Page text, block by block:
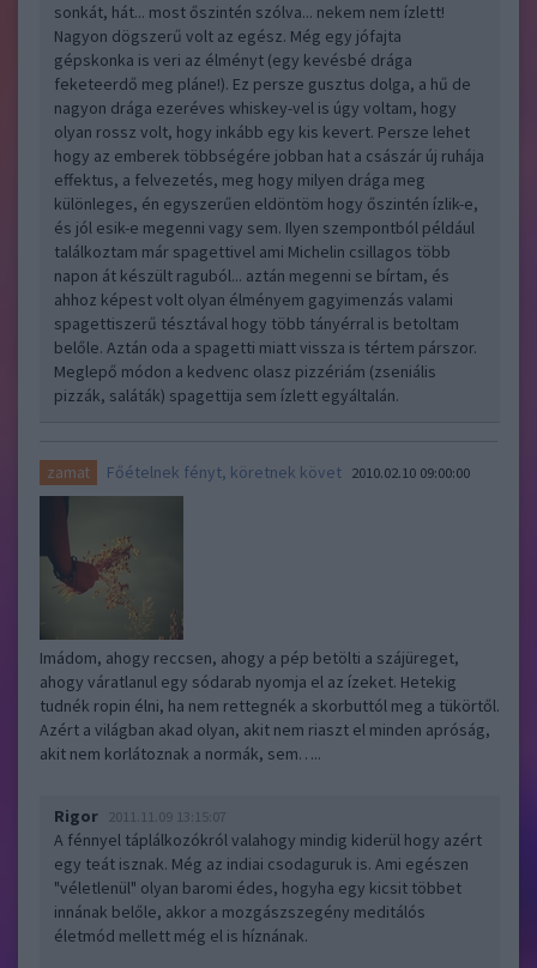
sonkát, hát... most őszintén szólva... nekem nem ízlett!
Nagyon dögszerű volt az egész. Még egy jófajta
gépskonka is veri az élményt (egy kevésbé drága
feketeerdő meg pláne!). Ez persze gusztus dolga, a hű de
nagyon drága ezeréves whiskey-vel is úgy voltam, hogy
olyan rossz volt, hogy inkább egy kis kevert. Persze lehet
hogy az emberek többségére jobban hat a császár új ruhája
effektus, a felvezetés, meg hogy milyen drága meg
különleges, én egyszerűen eldöntöm hogy őszintén ízlik-e,
és jól esik-e megenni vagy sem. Ilyen szempontból például
találkoztam már spagettivel ami Michelin csillagos több
napon át készült raguból... aztán megenni se bírtam, és
ahhoz képest volt olyan élményem gagyimenzás valami
spagettiszerű tésztával hogy több tányérral is betoltam
belőle. Aztán oda a spagetti miatt vissza is tértem párszor.
Meglepő módon a kedvenc olasz pizzériám (zseniális
pizzák, saláták) spagettija sem ízlett egyáltalán.
zamat Főételnek fényt, köretnek követ 2010.02.10 09:00:00
Imádom, ahogy reccsen, ahogy a pép betölti a szájüreget,
ahogy váratlanul egy sódarab nyomja el az ízeket. Hetekig
tudnék ropin élni, ha nem rettegnék a skorbuttól meg a tükörtől.
Azért a világban akad olyan, akit nem riaszt el minden apróság,
akit nem korlátoznak a normák, sem…..
Rigor 2011.11.09 13:15:07
A fénnyel táplálkozókról valahogy mindig kiderül hogy azért
egy teát isznak. Még az indiai csodaguruk is. Ami egészen
"véletlenül" olyan baromi édes, hogyha egy kicsit többet
innának belőle, akkor a mozgászszegény meditálós
életmód mellett még el is híznának.